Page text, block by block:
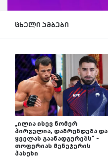
ცხელი ამბები
„ილია ისევ ნომერ
პირველია, დაბრუნდება და
ყველას გაანადგურებს“ -
თოფურიას მენეჯერის
პასუხი